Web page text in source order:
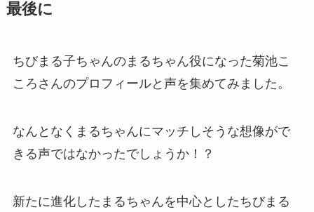
最後に
ちびまる子ちゃんのまるちゃん役になった菊池こ
ころさんのプロフィールと声を集めてみました。
なんとなくまるちゃんにマッチしそうな想像がで
きる声ではなかったでしょうか！？
新たに進化したまるちゃんを中心としたちびまる